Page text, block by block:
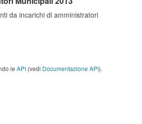
da incarichi di amministratori
le API (vedi Documentazione API).